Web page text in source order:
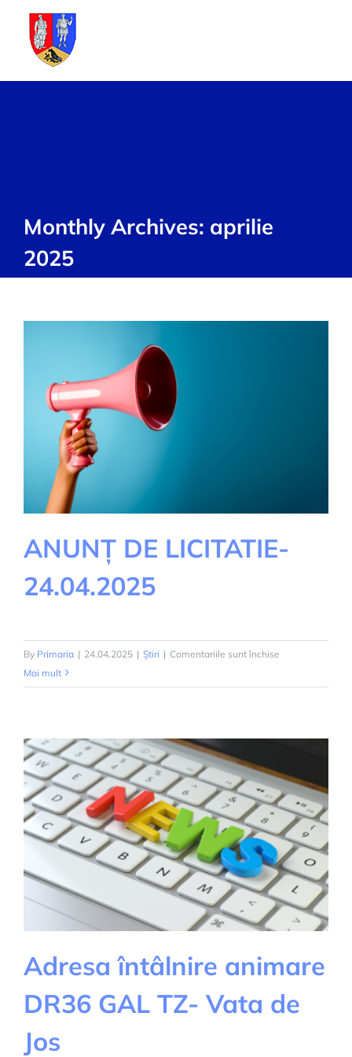
content
Monthly Archives: aprilie
2025
ANUNȚ DE LICITATIE-
24.04.2025
By Primaria | 24.04.2025 | Știri | Comentariile sunt închise
DE
Mai mult
Adresa întâlnire animare
DR36 GAL TZ- Vata de
Jos